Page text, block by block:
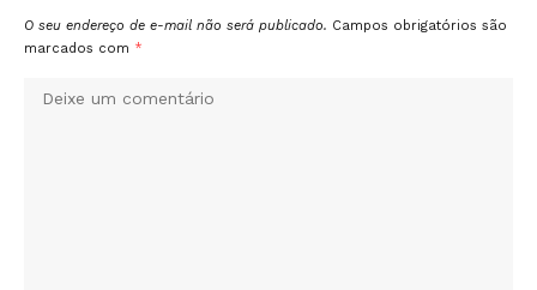
O seu endereço de e-mail não será publicado. Campos obrigatórios são
marcados com *